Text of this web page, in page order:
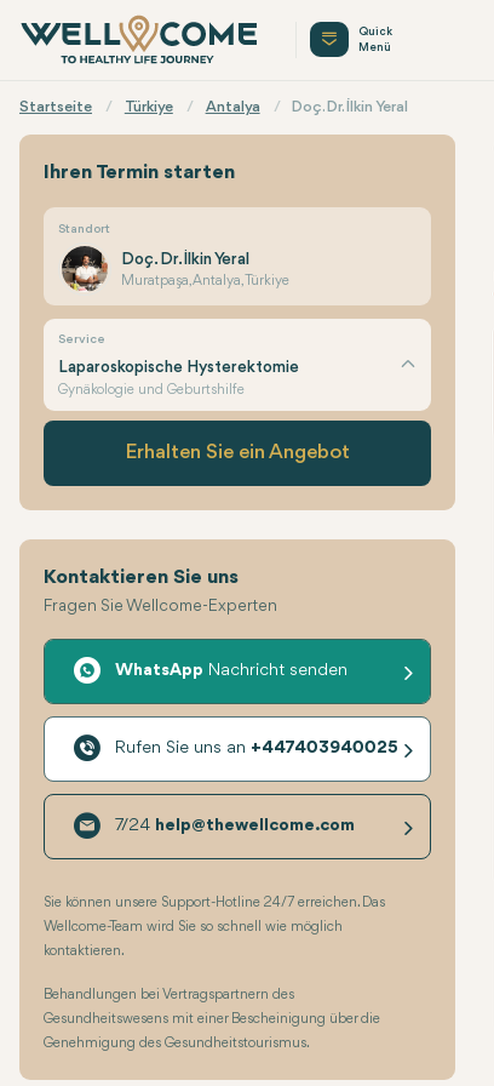
Quick
Menü
Startseite Türkiye Antalya Doç. Dr. İlkin Yeral
Ihren Termin starten
Standort
Doç. Dr. İlkin Yeral
Muratpaşa, Antalya, Türkiye
Service
Laparoskopische Hysterektomie
Gynäkologie und Geburtshilfe
Erhalten Sie ein Angebot
Kontaktieren Sie uns
Fragen Sie Wellcome-Experten
WhatsApp Nachricht senden
Rufen Sie uns an +447403940025
7/24 help@thewellcome.com
Sie können unsere Support-Hotline 24/7 erreichen. Das
Wellcome-Team wird Sie so schnell wie möglich
kontaktieren.
Behandlungen bei Vertragspartnern des
Gesundheitswesens mit einer Bescheinigung über die
Genehmigung des Gesundheitstourismus.